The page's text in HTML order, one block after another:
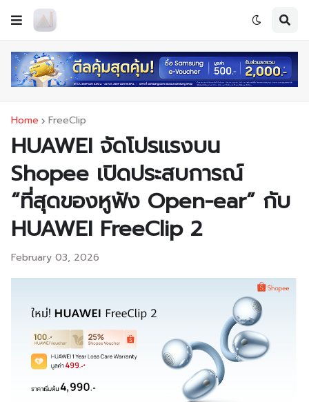
Home FreeClip
HUAWEI จัดโปรแรงบน
Shopee เปิดประสบการณ์
“ที่สุดของหูฟัง Open-ear” กับ
HUAWEI FreeClip 2
February 03, 2026